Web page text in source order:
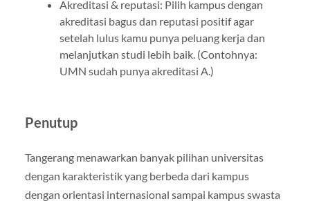
Akreditasi & reputasi: Pilih kampus dengan
akreditasi bagus dan reputasi positif agar
setelah lulus kamu punya peluang kerja dan
melanjutkan studi lebih baik. (Contohnya:
UMN sudah punya akreditasi A.)
Penutup
Tangerang menawarkan banyak pilihan universitas
dengan karakteristik yang berbeda dari kampus
dengan orientasi internasional sampai kampus swasta